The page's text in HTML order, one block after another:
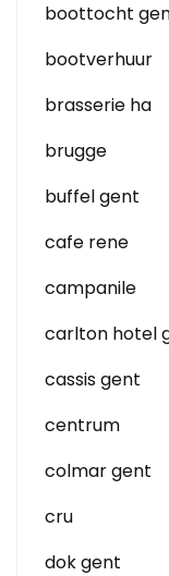
boottocht
bootverhuur
brasserie ha
brugge
buffel gent
cafe rene
campanile
carlton hotel
cassis gent
centrum
colmar gent
cru
dok gent